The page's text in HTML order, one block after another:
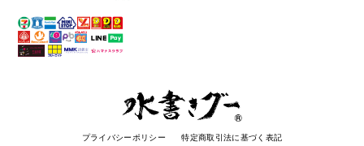
プライバシーポリシー 特定商取引法に基づく表記